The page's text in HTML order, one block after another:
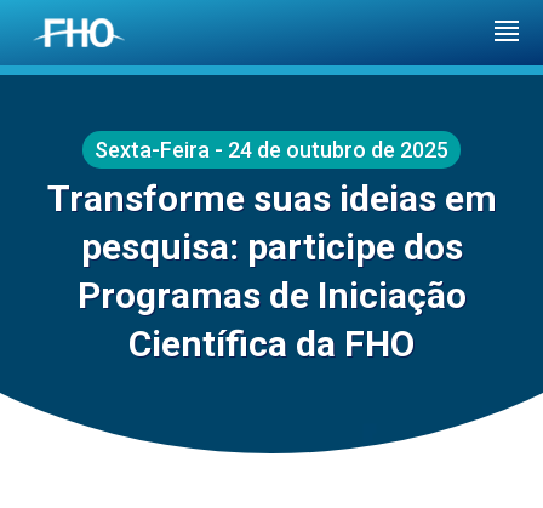
Sexta-Feira - 24 de outubro de 2025
Transforme suas ideias em
pesquisa: participe dos
Programas de Iniciação
Científica da FHO